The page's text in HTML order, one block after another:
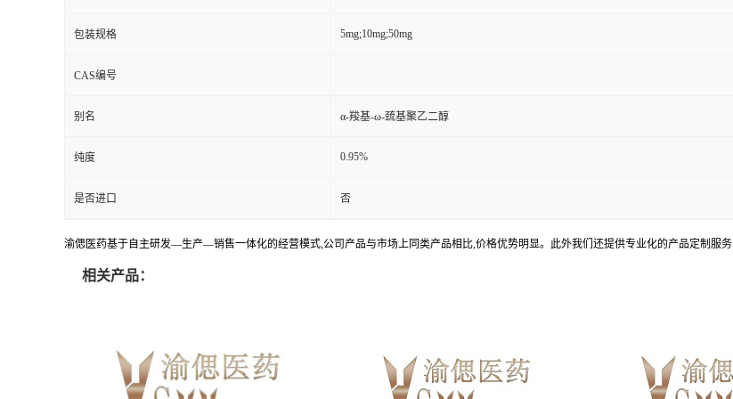
包装规格 5mg;10mg;50mg
CAS编号
别名 α-羧基-ω-巯基聚乙二醇
纯度 0.95%
是否进口 否
渝偲医药基于自主研发—生产—销售一体化的经营模式,公司产品与市场上同类产品相比,价格优势明显。此外我们还提供专业化的产品定制服务
相关产品：